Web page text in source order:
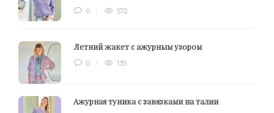
0 572
Летний жакет с ажурным узором
0 135
Ажурная туника с завязками на талии